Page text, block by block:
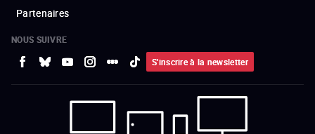
Partenaires
NOUS SUIVRE
S'inscrire à la newsletter